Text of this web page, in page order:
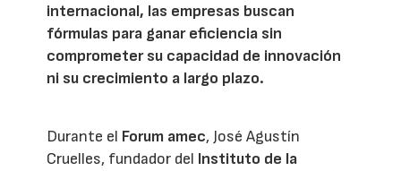
internacional, las empresas buscan
fórmulas para ganar eficiencia sin
comprometer su capacidad de innovación
ni su crecimiento a largo plazo.
Durante el Forum amec, José Agustín
Cruelles, fundador del Instituto de la